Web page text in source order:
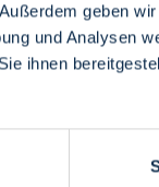
geben
und Analysen
ihnen
Menü